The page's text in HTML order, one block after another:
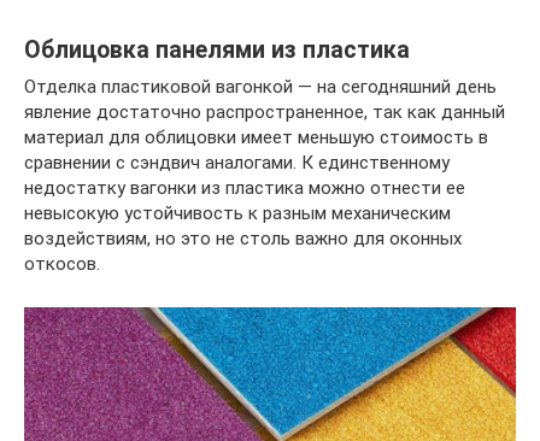
Облицовка панелями из пластика
Отделка пластиковой вагонкой — на сегодняшний день
явление достаточно распространенное, так как данный
материал для облицовки имеет меньшую стоимость в
сравнении с сэндвич аналогами. К единственному
недостатку вагонки из пластика можно отнести ее
невысокую устойчивость к разным механическим
воздействиям, но это не столь важно для оконных
откосов.